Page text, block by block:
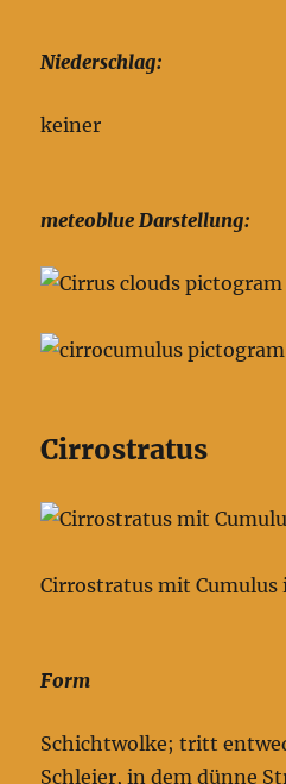
Niederschlag:
keiner
meteoblue Darstellung:
Cirrostratus
Cirrostratus mit Cumulus
Form
Schichtwolke; tritt
Schleier, in dem dünne